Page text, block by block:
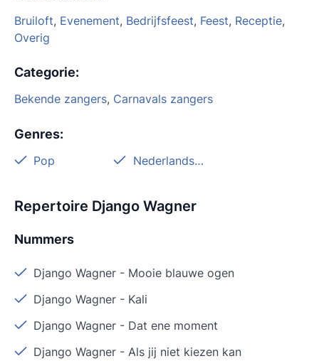
Bruiloft, Evenement, Bedrijfsfeest, Feest, Receptie,
Overig
Categorie:
Bekende zangers, Carnavals zangers
Genres:
Pop Nederlandstalig
Repertoire Django Wagner
Nummers
Django Wagner - Mooie blauwe ogen
Django Wagner - Kali
Django Wagner - Dat ene moment
Django Wagner - Als jij niet kiezen kan